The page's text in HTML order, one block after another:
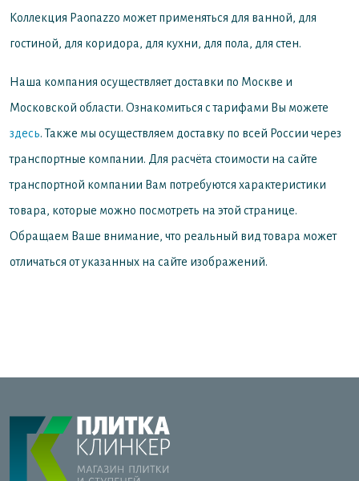
Коллекция Paonazzo может применяться для ванной, для
гостиной, для коридора, для кухни, для пола, для стен.
Наша компания осуществляет доставки по Москве и
Московской области. Ознакомиться с тарифами Вы можете
здесь. Также мы осуществляем доставку по всей России через
транспортные компании. Для расчёта стоимости на сайте
транспортной компании Вам потребуются характеристики
товара, которые можно посмотреть на этой странице.
Обращаем Ваше внимание, что реальный вид товара может
отличаться от указанных на сайте изображений.